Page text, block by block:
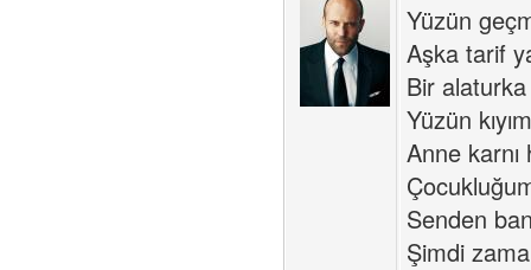
Yüzün
Aşka tarif
Bir
Yüzün
Anne karnı
Senden
Şimdi